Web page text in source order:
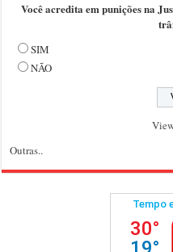
Você acredita em punições na
SIM
NÃO
Outras..